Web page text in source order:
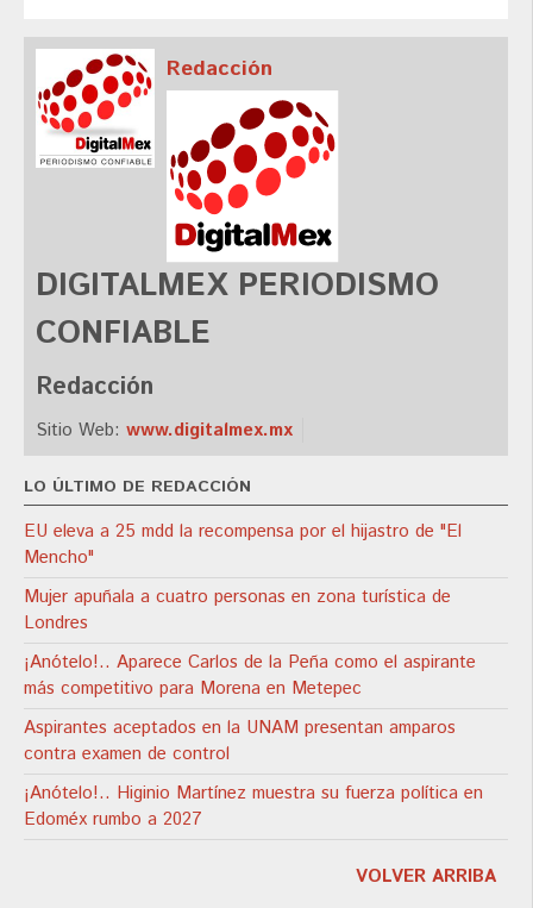
Redacción
DIGITALMEX PERIODISMO
CONFIABLE
Redacción
Sitio Web: www.digitalmex.mx
LO ÚLTIMO DE REDACCIÓN
EU eleva a 25 mdd la recompensa por el hijastro de "El
Mencho"
Mujer apuñala a cuatro personas en zona turística de
Londres
¡Anótelo!.. Aparece Carlos de la Peña como el aspirante
más competitivo para Morena en Metepec
Aspirantes aceptados en la UNAM presentan amparos
contra examen de control
¡Anótelo!.. Higinio Martínez muestra su fuerza política en
Edoméx rumbo a 2027
VOLVER ARRIBA